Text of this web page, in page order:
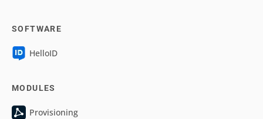
SOFTWARE
HelloID
MODULES
Provisioning